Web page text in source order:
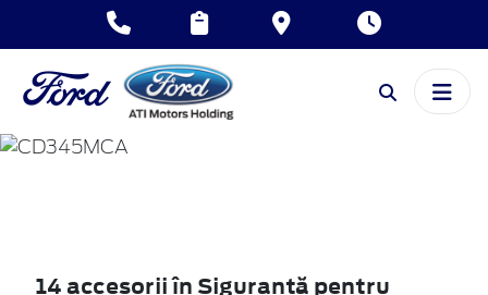
MONDEO
14 accesorii în Siguranţă pentru